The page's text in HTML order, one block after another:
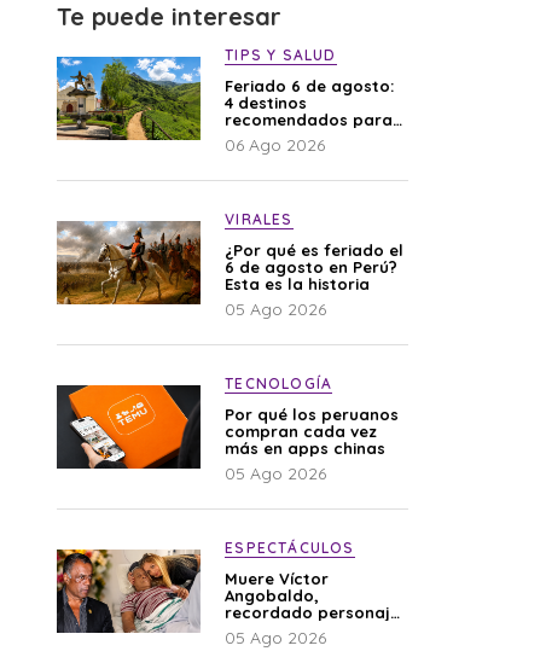
Te puede interesar
TIPS Y SALUD
Feriado 6 de agosto:
4 destinos
recomendados para
disfrutar el descanso
06 Ago 2026
VIRALES
¿Por qué es feriado el
6 de agosto en Perú?
Esta es la historia
05 Ago 2026
TECNOLOGÍA
Por qué los peruanos
compran cada vez
más en apps chinas
05 Ago 2026
ESPECTÁCULOS
Muere Víctor
Angobaldo,
recordado personaje
de la farándula y
expareja de Shirley
05 Ago 2026